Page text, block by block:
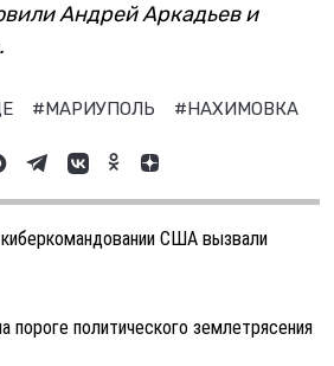
Андрей Аркадьев и
#МАРИУПОЛЬ #НАХИМОВКА
США вызвали
пороге политического землетрясения